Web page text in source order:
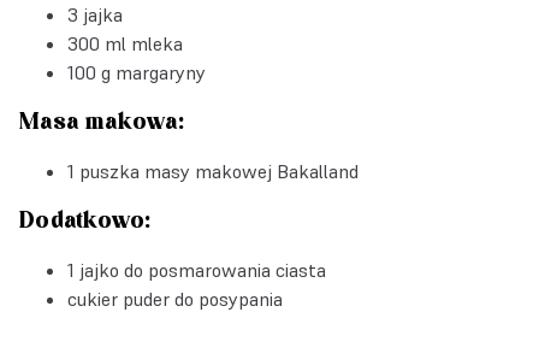
3 jajka
300 ml mleka
100 g margaryny
Masa makowa:
1 puszka masy makowej Bakalland
Dodatkowo:
1 jajko do posmarowania ciasta
cukier puder do posypania